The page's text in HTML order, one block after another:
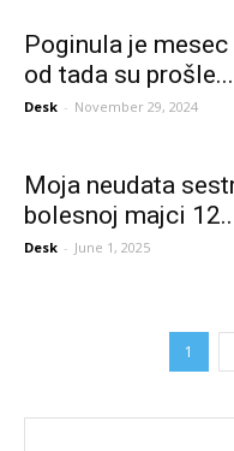
PoginuIa je
od tada su prošle...
Desk - November 29, 2024
Moja neudata
bolesnoj majci
Desk - June 1, 2025
1